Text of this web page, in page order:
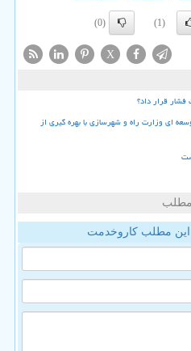
(1)
(0)
X
فشار قرار داد؟
ای وزارت راه و شهرسازی با بهره گیری از
مطلب
این مطلب کاروخدمت